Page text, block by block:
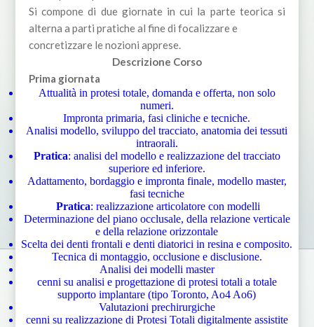
Si compone di due giornate in cui la parte teorica si
alterna a parti pratiche al fine di focalizzare e
concretizzare le nozioni apprese.
Descrizione Corso
Prima giornata
Attualità in protesi totale, domanda e offerta, non solo
numeri.
Impronta primaria, fasi cliniche e tecniche.
Analisi modello, sviluppo del tracciato, anatomia dei tessuti
intraorali.
Pratica: analisi del modello e realizzazione del tracciato
superiore ed inferiore.
Adattamento, bordaggio e impronta finale, modello master,
fasi tecniche
Pratica: realizzazione articolatore con modelli
Determinazione del piano occlusale, della relazione verticale
e della relazione orizzontale
Scelta dei denti frontali e denti diatorici in resina e composito.
Tecnica di montaggio, occlusione e disclusione.
Analisi dei modelli master
cenni su analisi e progettazione di protesi totali a totale
supporto implantare (tipo Toronto, Ao4 Ao6)
Valutazioni prechirurgiche
cenni su realizzazione di Protesi Totali digitalmente assistite